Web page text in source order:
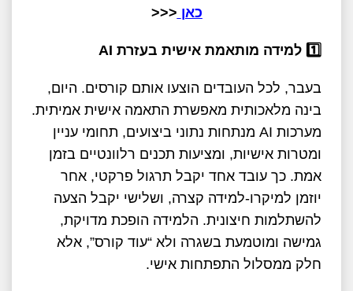
כאן <<<
1️ למידה מותאמת אישית בעזרת
בעבר, לכל העובדים הוצעו אותם קורסים. היום,
בינה מלאכותית מאפשרת התאמה אישית אמיתית.
מערכות AI מנתחות נתוני ביצועים, תחומי עניין
ומטרות אישיות, ומציעות תכנים רלוונטיים בזמן
אמת. כך עובד אחד יקבל תרגול פרקטי, אחר
יוזמן למיקרו-למידה קצרה, ושלישי יקבל הצעה
להשתלמות חיצונית. הלמידה הופכת מדויקת,
גמישה ומוטמעת בשגרה ולא “עוד קורס”, אלא
חלק ממסלול התפתחות אישי.